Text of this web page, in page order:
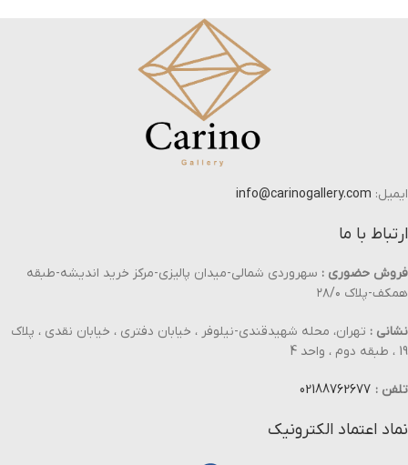
ایمیل: info@carinogallery.com
ارتباط با ما
فروش حضوری : سهروردی شمالی-میدان پالیزی-مرکز خرید اندیشه-طبقه
همکف-پلاک ۲۸/۰
نشانی : تهران، محله شهیدقندی-نیلوفر ، خیابان دفتری ، خیابان نقدی ، پلاک
19 ، طبقه دوم ، واحد 4
تلفن : 02188762677
نماد اعتماد الکترونیک